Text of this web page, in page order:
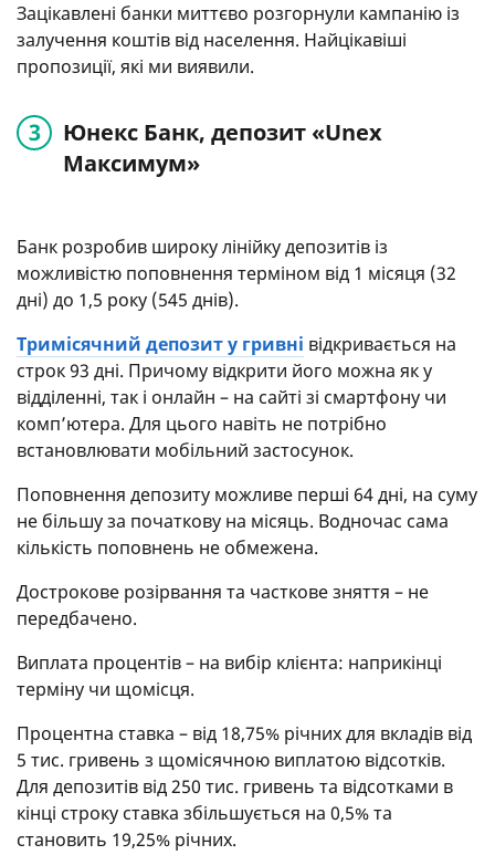
Зацікавлені банки миттєво розгорнули кампанію із
залучення коштів від населення. Найцікавіші
пропозиції, які ми виявили.
Юнекс Банк, депозит «Unex
Максимум»
Банк розробив широку лінійку депозитів із
можливістю поповнення терміном від 1 місяця (32
дні) до 1,5 року (545 днів).
Тримісячний депозит у гривні відкривається на
строк 93 дні. Причому відкрити його можна як у
відділенні, так і онлайн – на сайті зі смартфону чи
комп’ютера. Для цього навіть не потрібно
встановлювати мобільний застосунок.
Поповнення депозиту можливе перші 64 дні, на суму
не більшу за початкову на місяць. Водночас сама
кількість поповнень не обмежена.
Дострокове розірвання та часткове зняття – не
передбачено.
Виплата процентів – на вибір клієнта: наприкінці
терміну чи щомісця.
Процентна ставка – від 18,75% річних для вкладів від
5 тис. гривень з щомісячною виплатою відсотків.
Для депозитів від 250 тис. гривень та відсотками в
кінці строку ставка збільшується на 0,5% та
становить 19,25% річних.